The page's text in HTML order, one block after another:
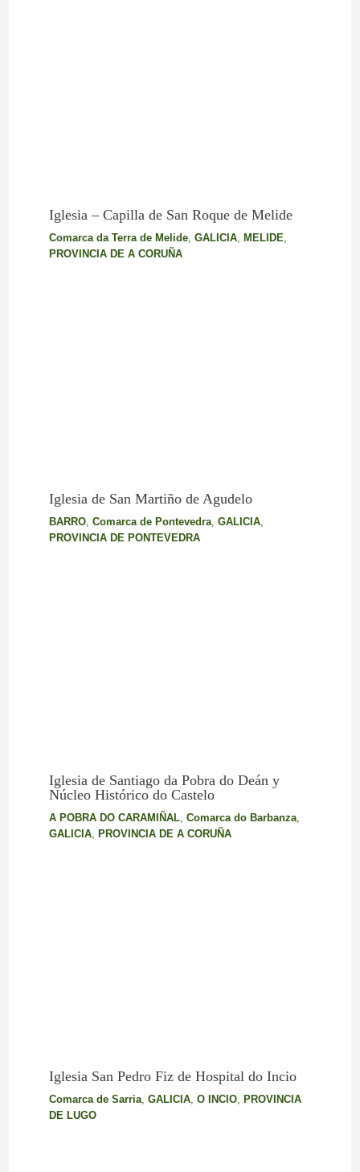
Iglesia – Capilla de San Roque de Melide
Comarca da Terra de Melide, GALICIA, MELIDE,
PROVINCIA DE A CORUÑA
Iglesia de San Martiño de Agudelo
BARRO, Comarca de Pontevedra, GALICIA,
PROVINCIA DE PONTEVEDRA
Iglesia de Santiago da Pobra do Deán y
Núcleo Histórico do Castelo
A POBRA DO CARAMIÑAL, Comarca do Barbanza,
GALICIA, PROVINCIA DE A CORUÑA
Iglesia San Pedro Fiz de Hospital do Incio
Comarca de Sarria, GALICIA, O INCIO, PROVINCIA
DE LUGO